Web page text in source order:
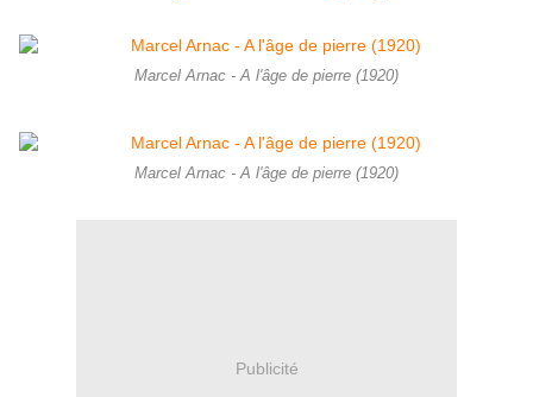
Marcel Arnac - A l'âge de pierre (1920)
Marcel Arnac - A l'âge de pierre (1920)
Publicité